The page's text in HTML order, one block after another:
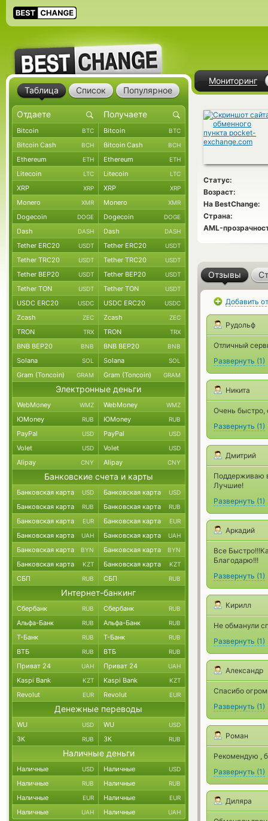
Мониторинг
Статус:
Возраст:
На BestChange:
Страна:
AML-
Отзывы
Добавить
Рудольф
Отличный
Развернуть (1)
Никита
Очень быстро,
Развернуть (1)
Дмитрий
Поддерживаю
Лучшие!
Развернуть (1)
Аркадий
Все
Благодарю!!!
Развернуть (1)
Кирилл
Не обманули
Развернуть (1)
Александр
Спасибо
Развернуть (1)
Роман
Рекомендую ,
Развернуть (1)
Диляра
Таблица Список Популярное
Bitcoin BTC Bitcoin BTC
Bitcoin Cash BCH Bitcoin Cash BCH
Ethereum ETH Ethereum ETH
Litecoin LTC Litecoin LTC
XRP XRP XRP XRP
Monero XMR Monero XMR
Dogecoin DOGE Dogecoin DOGE
Dash DASH Dash DASH
Tether ERC20 USDT Tether ERC20 USDT
Tether TRC20 USDT Tether TRC20 USDT
Tether BEP20 USDT Tether BEP20 USDT
Tether TON USDT Tether TON USDT
USDC ERC20 USDC USDC ERC20 USDC
Zcash ZEC Zcash ZEC
TRON TRX TRON TRX
BNB BEP20 BNB BNB BEP20 BNB
Solana SOL Solana SOL
Gram (Toncoin) GRAM Gram (Toncoin) GRAM
Электронные деньги
WebMoney WMZ WebMoney WMZ
ЮMoney RUB ЮMoney RUB
PayPal USD PayPal USD
Volet USD Volet USD
Alipay CNY Alipay CNY
Банковские счета и карты
Банковская карта USD Банковская карта USD
Банковская карта RUB Банковская карта RUB
Банковская карта EUR Банковская карта EUR
Банковская карта UAH Банковская карта UAH
Банковская карта BYN Банковская карта BYN
Банковская карта KZT Банковская карта KZT
СБП RUB СБП RUB
Интернет-банкинг
Сбербанк RUB Сбербанк RUB
Альфа-Банк RUB Альфа-Банк RUB
Т-Банк RUB Т-Банк RUB
ВТБ RUB ВТБ RUB
Приват 24 UAH Приват 24 UAH
Kaspi Bank KZT Kaspi Bank KZT
Revolut EUR Revolut EUR
Денежные переводы
WU USD WU USD
ЗК RUB ЗК RUB
Наличные деньги
Наличные USD Наличные USD
Наличные RUB Наличные RUB
Наличные EUR Наличные EUR
Наличные UAH Наличные UAH